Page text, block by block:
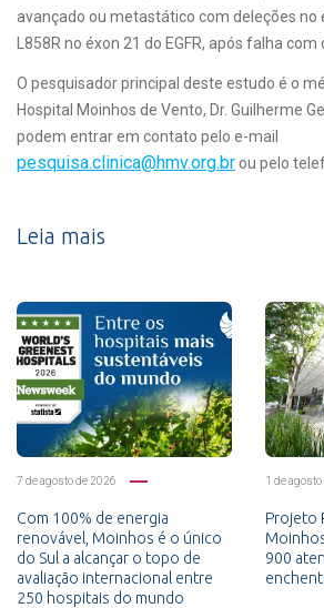
avançado ou metastático com deleções no
L858R no éxon 21 do EGFR, após falha
O pesquisador principal deste estudo é o
Hospital Moinhos de Vento, Dr. Guilherme
podem entrar em contato pelo e-mail
pesquisa.clinica@hmv.org.br ou pelo
Leia mais
7 de agosto de 2026
Com 100% de energia
renovável, Moinhos é o único
do Sul a alcançar o topo de
avaliação internacional entre
250 hospitais do mundo
1 de
Projeto
900